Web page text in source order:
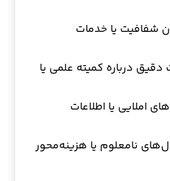
شفافیت یا خدمات
درباره کمیته علمی یا
املایی یا اطلاعات
نامعلوم یا هزینه‌محور